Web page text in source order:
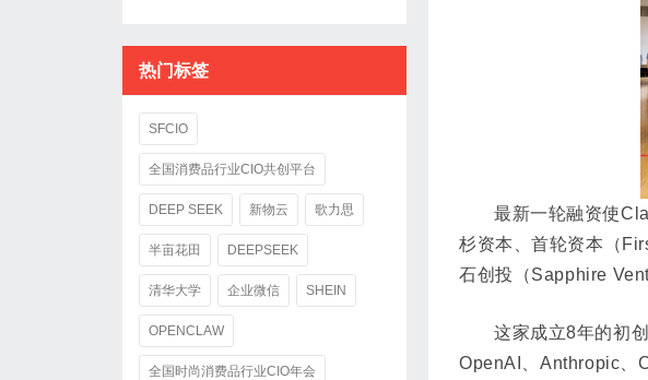
最新一轮融资使
杉资本、首轮资本（
石创投（Sapphire
这家成立8年的初
OpenAI、Anthropic、
热门标签
SFCIO
全国消费品行业CIO共创平台
DEEP SEEK 新物云 歌力思
半亩花田 DEEPSEEK
清华大学 企业微信 SHEIN
OPENCLAW
全国时尚消费品行业CIO年会